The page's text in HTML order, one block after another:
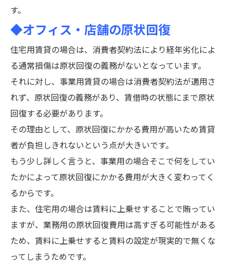
す。
◆オフィス・店舗の原状回復
住宅用賃貸の場合は、消費者契約法により経年劣化によ
る通常損傷は原状回復の義務がないとなっています。
それに対し、事業用賃貸の場合は消費者契約法が適用さ
れず、原状回復の義務があり、賃借時の状態にまで原状
回復する必要があります。
その理由として、原状回復にかかる費用が高いため賃貸
者が負担しきれないという点が大きいです。
もう少し詳しく言うと、事業用の場合そこで何をしてい
たかによって原状回復にかかる費用が大きく変わってく
るからです。
また、住宅用の場合は賃料に上乗せすることで賄ってい
ますが、業務用の原状回復費用は高すぎる可能性がある
ため、賃料に上乗せすると賃料の設定が現実的で無くな
ってしまうためです。